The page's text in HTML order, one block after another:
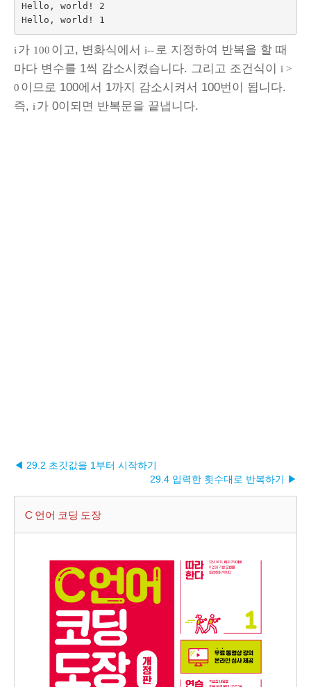
Hello, world! 2
i 가 100 이고, 변화식에서 i-- 로 지정하여 반복을 할 때
마다 변수를 1씩 감소시켰습니다. 그리고 조건식이 i >
0 이므로 100에서 1까지 감소시켜서 100번이 됩니다.
즉, i 가 0이되면 반복문을 끝냅니다.
◀ 29.2 초깃값을 1부터 시작하기
29.4 입력한 횟수대로 반복하기 ▶︎
C 언어 코딩 도장